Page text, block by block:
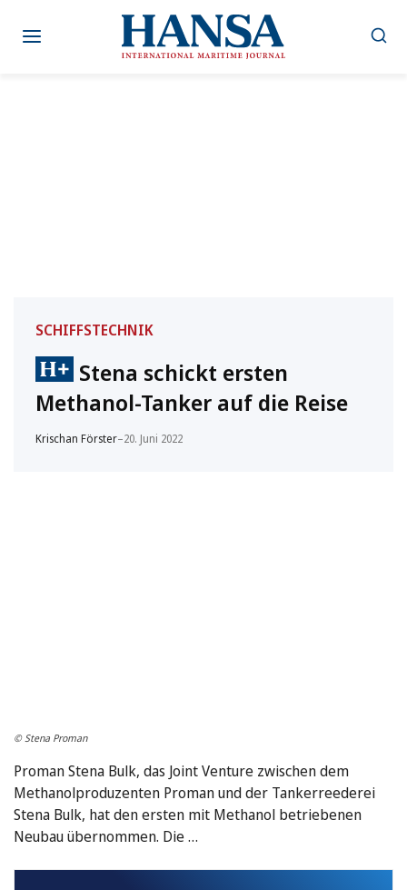
Inhalt
SCHIFFSTECHNIK
Stena schickt ersten
Methanol-Tanker auf die Reise
Krischan Förster–20. Juni 2022
© Stena Proman
Proman Stena Bulk, das Joint Venture zwischen dem
Methanolproduzenten Proman und der Tankerreederei
Stena Bulk, hat den ersten mit Methanol betriebenen
Neubau übernommen. Die …